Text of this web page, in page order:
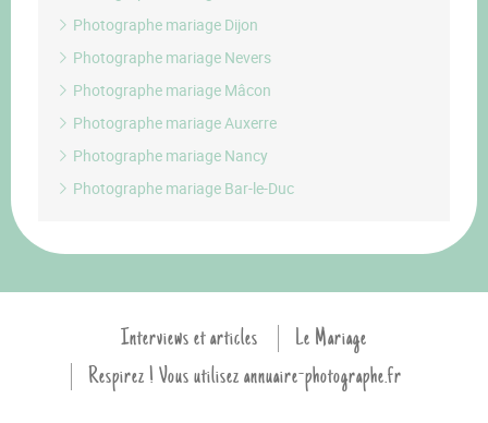
Photographe mariage Dijon
Photographe mariage Nevers
Photographe mariage Mâcon
Photographe mariage Auxerre
Photographe mariage Nancy
Photographe mariage Bar-le-Duc
Interviews et articles
Le Mariage
Respirez ! Vous utilisez annuaire-photographe.fr